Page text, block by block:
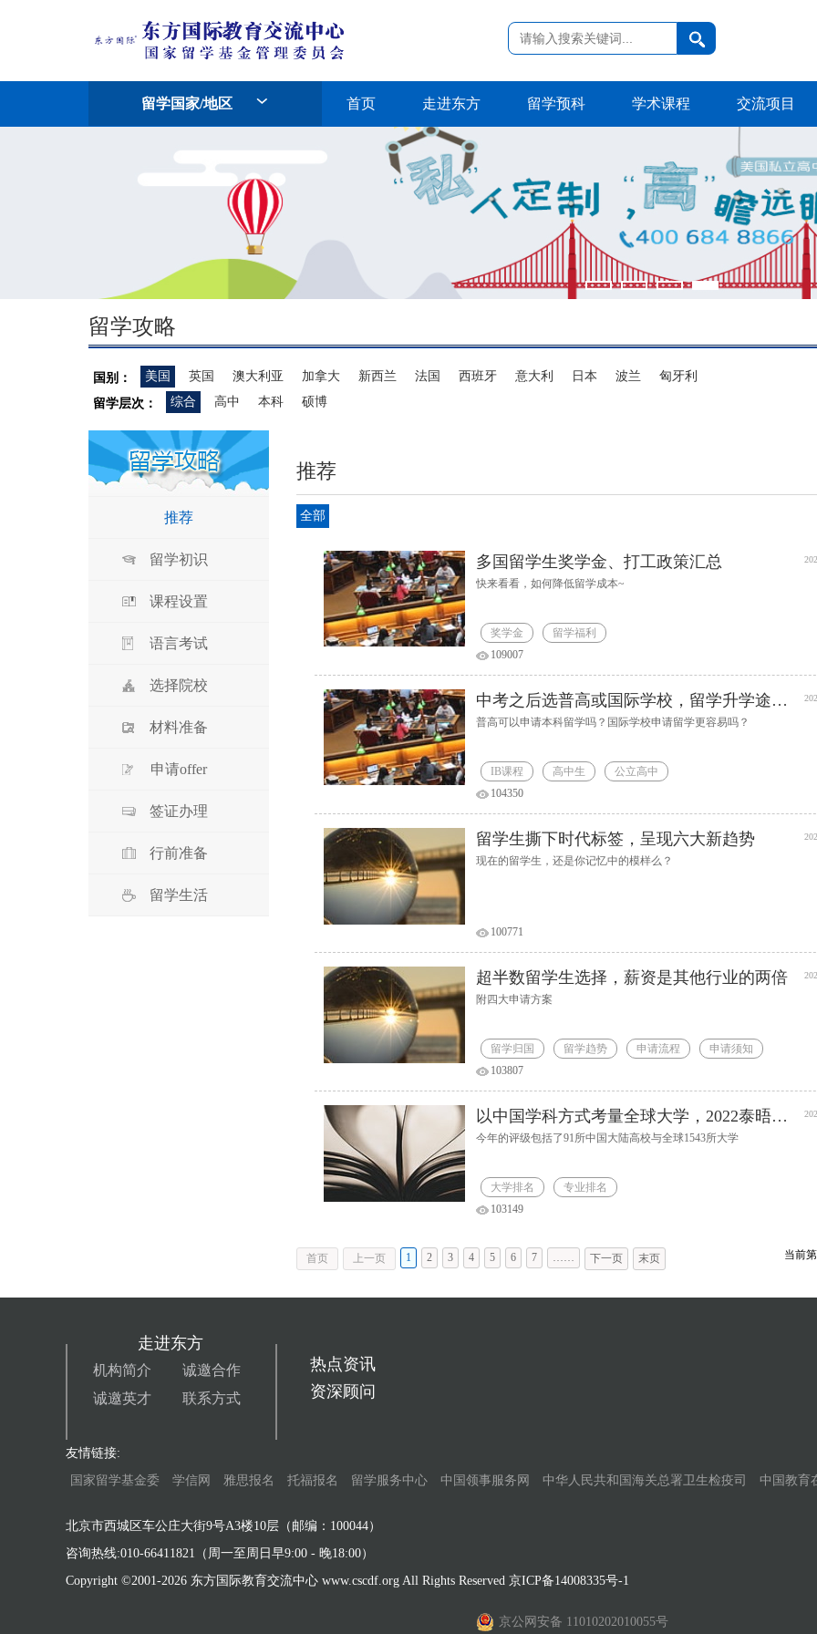
留学国家/地区 首页 走进东方 留学预科 学术课程 交流项目
留学攻略
国别： 美国 英国 澳大利亚 加拿大 新西兰 法国 西班牙 意大利 日本 波兰
匈牙利
留学层次：
综合 高中 本科 硕博
推荐
留学初识
课程设置
语言考试
选择院校
材料准备
申请offer
签证办理
行前准备
留学生活
推荐
全部
多国留学生奖学金、打工政策汇总
快来看看，如何降低留学成本~
奖学金
留学福利
109007
中考之后选普高或国际学校，留学升学途径解析
普高可以申请本科留学吗？国际学校申请留学更容易吗？
IB课程 高中生
公立高中
104350
留学生撕下时代标签，呈现六大新趋势
现在的留学生，还是你记忆中的模样么？
100771
超半数留学生选择，薪资是其他行业的两倍
附四大申请方案
留学归国 留学趋势 申请流程
申请须知
103807
以中国学科方式考量全球大学，2022泰晤士高等教育中国学科评级发布
今年的评级包括了91所中国大陆高校与全球1543所大学
大学排名
专业排名
103149
末页
下一页
……
7
6
5
4
3
2
1
上一页
首页 当前第
走进东方
机构简介
诚邀合作
诚邀英才
联系方式
热点资讯
资深顾问
友情链接:
国家留学基金委
学信网 雅思报名 托福报名 留学服务中心 中国领事服务网 中华人民共和国海关总署卫生检疫司 中国教育
北京市西城区车公庄大街9号A3楼10层（邮编：100044）
咨询热线:010-66411821（周一至周日早9:00 - 晚18:00）
Copyright ©2001-2026 东方国际教育交流中心 www.cscdf.org All Rights Reserved 京ICP备14008335号-1
京公网安备 11010202010055号